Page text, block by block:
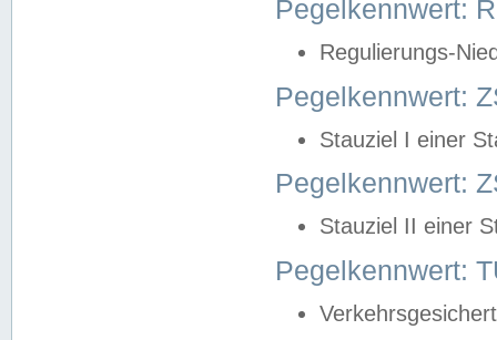
Pegelkennwert:
Regulierungs-
Pegelkennwert:
Stauziel I einer
Pegelkennwert:
Stauziel II einer
Pegelkennwert: